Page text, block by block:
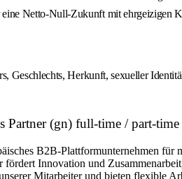
eine Netto-Null-Zukunft mit ehrgeizigen
Geschlechts, Herkunft, sexueller
Partner (gn) full-time / part-
B2B-Plattformunternehmen
fördert Innovation und
Mitarbeiter und bieten flexible